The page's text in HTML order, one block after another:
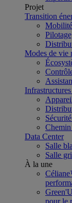
Projet
Transition
Modes de vie
Data Center
Salle
Salle
À la une
pour le